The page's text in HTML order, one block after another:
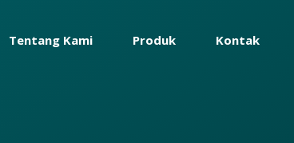
Tentang Kami Produk Kontak